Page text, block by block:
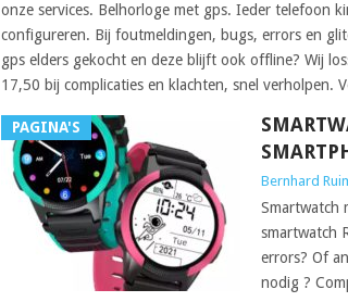
onze services. Belhorloge met gps. Ieder telefoon
configureren. Bij foutmeldingen, bugs, errors en
gps elders gekocht en deze blijft ook offline? Wij
17,50 bij complicaties en klachten, snel verholpen.
PAGINA'S
Bernhard
Smartwatch
smartwatch
errors? Of
nodig ?